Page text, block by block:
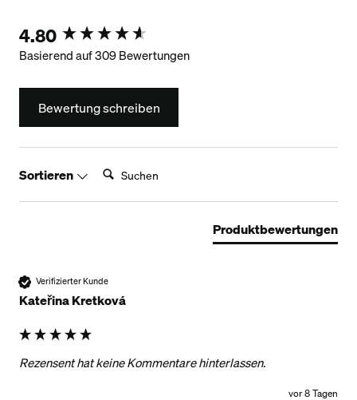
4.80
Basierend auf 309 Bewertungen
Bewertung schreiben
Sortieren Suchen:
Produktbewertungen
Verifizierter Kunde
Kateřina Kretková
Rezensent hat keine Kommentare hinterlassen.
vor 8 Tagen
New content loaded